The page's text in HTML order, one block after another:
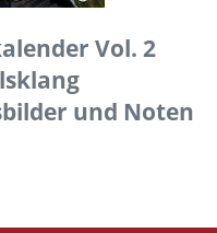
Vol. 2
und Noten